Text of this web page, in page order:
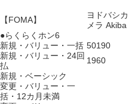
【FOMA】
ヨドバシカ
メラ Akiba
●らくらくホン6
新規・バリュー・一括 50190
新規・バリュー・24回
払
1960
新規・ベーシック
変更・バリュー・一
括・12カ月未満